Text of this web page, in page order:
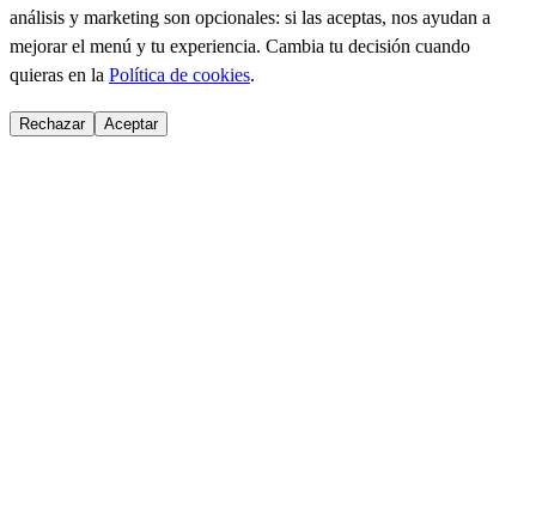
análisis y marketing son opcionales: si las aceptas, nos ayudan a
mejorar el menú y tu experiencia. Cambia tu decisión cuando
quieras en la Política de cookies.
Rechazar Aceptar